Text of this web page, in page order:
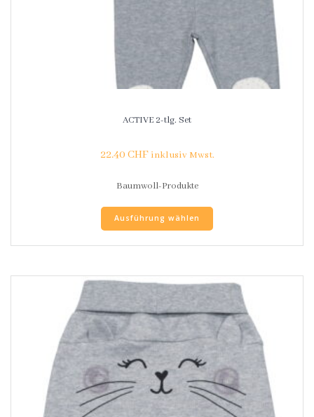
ACTIVE 2-tlg. Set
22.40 CHF inklusiv Mwst.
Baumwoll-Produkte
Ausführung wählen